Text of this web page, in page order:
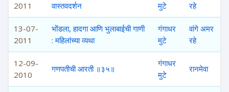
2011
वास्तवदर्शन
मुटे
रहे
13-07-
2011
भोंडला, हादगा आणि भुलाबाईची गाणी
: महिलांच्या व्यथा
गंगाधर
मुटे
वांगे अमर
रहे
12-09-
2010
गणपतीची आरती ॥३५॥
गंगाधर
मुटे
रानमेवा